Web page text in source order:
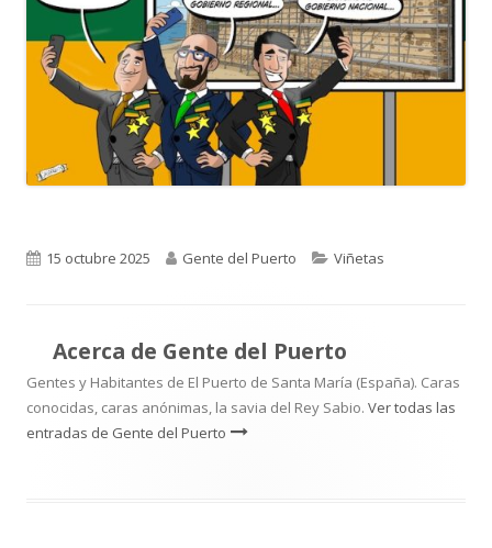
Publicado
15 octubre 2025 Autor
Gente del Puerto Categorías
Viñetas
Acerca de Gente del Puerto
Gentes y Habitantes de El Puerto de Santa María (España). Caras
conocidas, caras anónimas, la savia del Rey Sabio. Ver todas las
entradas de Gente del Puerto